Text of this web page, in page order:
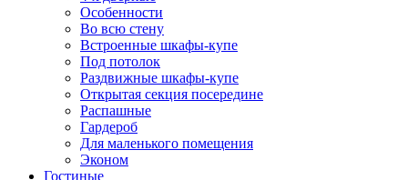
Особенности
Во всю стену
Встроенные шкафы-купе
Под потолок
Раздвижные шкафы-купе
Открытая секция посередине
Распашные
Гардероб
Для маленького помещения
Эконом
Гостиные